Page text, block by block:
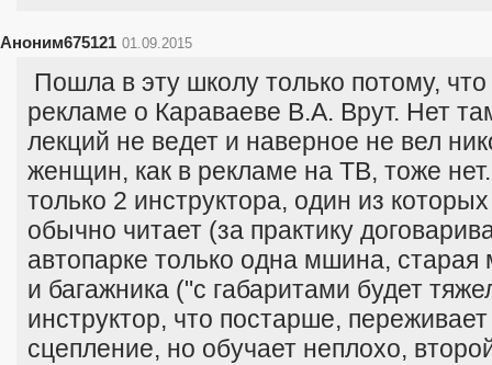
Аноним675121 01.09.2015
Пошла в эту школу только потому,
рекламе о Караваеве В.А. Врут. Нет
лекций не ведет и наверное не вел
женщин, как в рекламе на ТВ, тоже
только 2 инструктора, один из
обычно читает (за практику
автопарке только одна мшина, старая
и багажника ("с габаритами будет
инструктор, что постарше,
сцепление, но обучает неплохо,